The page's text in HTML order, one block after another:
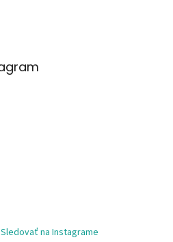
Sledovať na Instagrame